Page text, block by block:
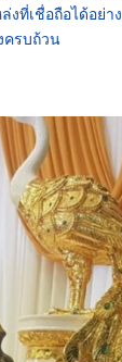
งที่เชื่อถือได้อย่าง
ครบถ้วน